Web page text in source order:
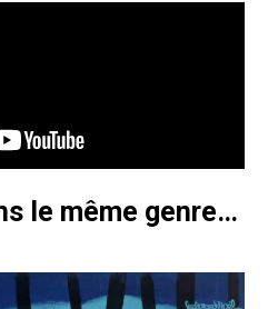
le même genre…